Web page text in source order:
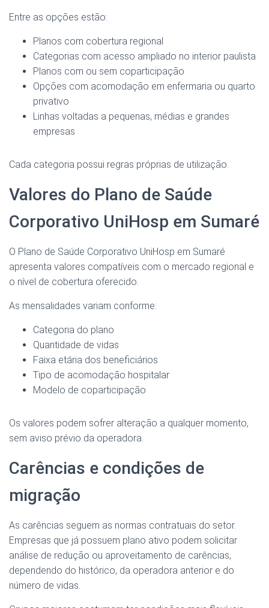
Entre as opções estão:
Planos com cobertura regional
Categorias com acesso ampliado no interior paulista
Planos com ou sem coparticipação
Opções com acomodação em enfermaria ou quarto
privativo
Linhas voltadas a pequenas, médias e grandes
empresas
Cada categoria possui regras próprias de utilização.
Valores do Plano de Saúde
Corporativo UniHosp em Sumaré
O Plano de Saúde Corporativo UniHosp em Sumaré
apresenta valores compatíveis com o mercado regional e
o nível de cobertura oferecido.
As mensalidades variam conforme:
Categoria do plano
Quantidade de vidas
Faixa etária dos beneficiários
Tipo de acomodação hospitalar
Modelo de coparticipação
Os valores podem sofrer alteração a qualquer momento,
sem aviso prévio da operadora.
Carências e condições de
migração
As carências seguem as normas contratuais do setor.
Empresas que já possuem plano ativo podem solicitar
análise de redução ou aproveitamento de carências,
dependendo do histórico, da operadora anterior e do
número de vidas.